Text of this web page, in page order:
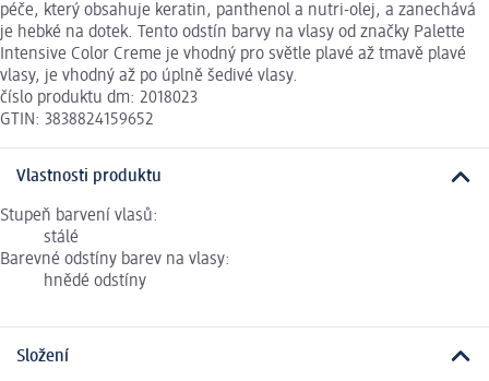
péče, který obsahuje keratin, panthenol a nutri-olej, a zanechává
je hebké na dotek. Tento odstín barvy na vlasy od značky Palette
Intensive Color Creme je vhodný pro světle plavé až tmavě plavé
vlasy, je vhodný až po úplně šedivé vlasy.
číslo produktu dm: 2018023
GTIN: 3838824159652
Vlastnosti produktu
Stupeň barvení vlasů:
stálé
Barevné odstíny barev na vlasy:
hnědé odstíny
Složení